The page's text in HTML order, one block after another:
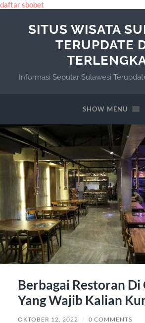
daftar sbobet
SITUS WISATA
TERUPDATE
Informasi Seputar Sulawesi
SHOW MENU
Berbagai Restoran
Yang Wajib Kalian
OKTOBER 12, 2022 / 0 COMMENTS